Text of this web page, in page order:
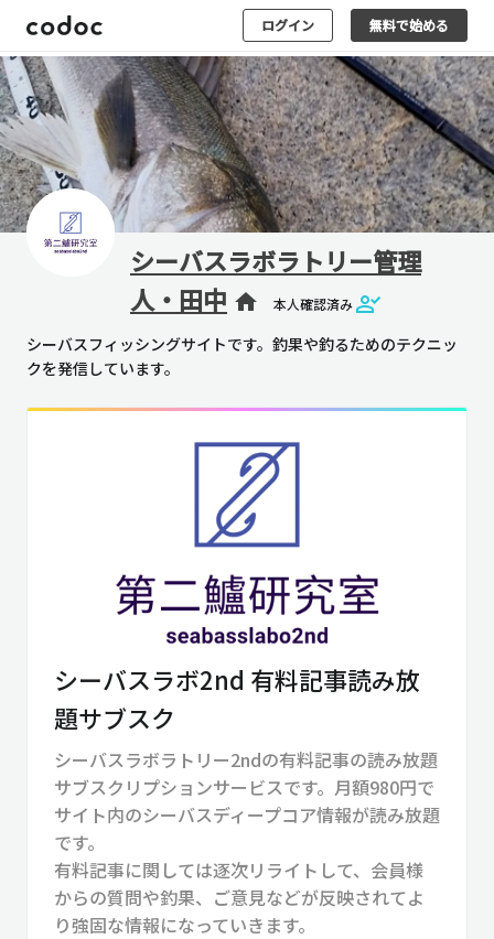
ログイン 無料で始める
シーバスラボラトリー管理
人・田中 home 本人確認済み
シーバスフィッシングサイトです。釣果や釣るためのテクニッ
クを発信しています。
シーバスラボ2nd 有料記事読み放
題サブスク
シーバスラボラトリー2ndの有料記事の読み放題
サブスクリプションサービスです。月額980円で
サイト内のシーバスディープコア情報が読み放題
です。
有料記事に関しては逐次リライトして、会員様
からの質問や釣果、ご意見などが反映されてよ
り強固な情報になっていきます。